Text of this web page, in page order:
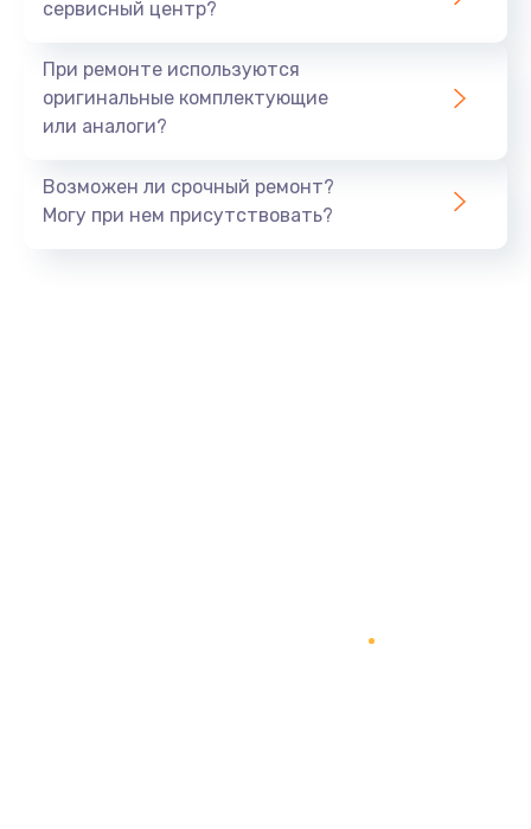
сервисный центр?
При ремонте используются
оригинальные комплектующие
или аналоги?
Возможен ли срочный ремонт?
Могу при нем присутствовать?